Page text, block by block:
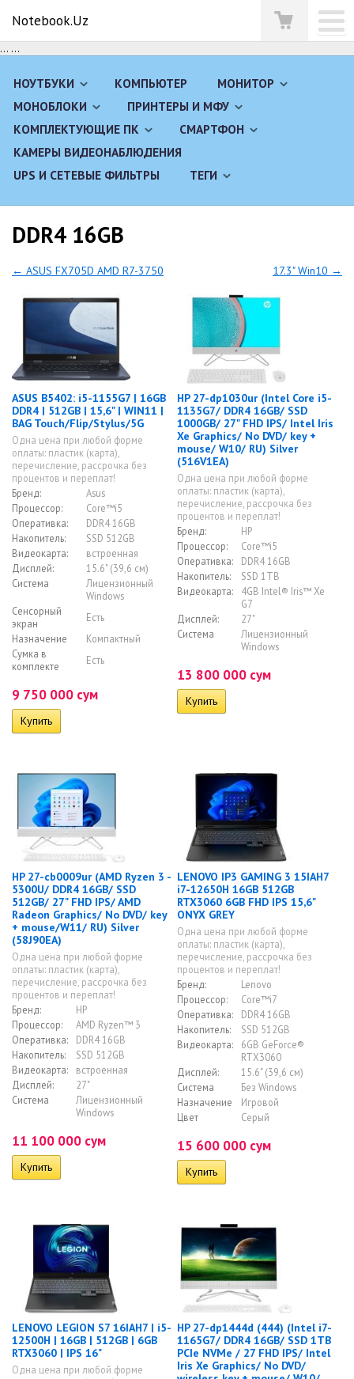
... ...
Notebook.Uz
НОУТБУКИ КОМПЬЮТЕР
МОНИТОР
МОНОБЛОКИ
ПРИНТЕРЫ И МФУ
КОМПЛЕКТУЮЩИЕ ПК
СМАРТФОН
КАМЕРЫ ВИДЕОНАБЛЮДЕНИЯ
UPS И СЕТЕВЫЕ ФИЛЬТРЫ
ТЕГИ
DDR4 16GB
17.3" Win10 →
← ASUS FX705D AMD R7-3750
ASUS B5402: i5-1155G7 | 16GB
DDR4 | 512GB | 15,6" | WIN11 |
BAG Touch/Flip/Stylus/5G
Одна цена при любой форме
оплаты: пластик (карта),
перечисление, рассрочка без
процентов и переплат!
Бренд:
Asus
Процессор:
Core™i5
Оперативка:
DDR4 16GB
Накопитель:
SSD 512GB
Видеокарта:
встроенная
Дисплей:
15.6" (39,6 см)
Система
Лицензионный
Windows
Сенсорный
экран
Есть
Назначение
Компактный
Сумка в
комплекте
Есть
9 750 000 сум
HP 27-dp1030ur (Intel Core i5-
1135G7/ DDR4 16GB/ SSD
1000GB/ 27" FHD IPS/ Intel Iris
Xe Graphics/ No DVD/ key +
mouse/ W10/ RU) Silver
(516V1EA)
Одна цена при любой форме
оплаты: пластик (карта),
перечисление, рассрочка без
процентов и переплат!
Бренд:
HP
Процессор:
Core™i5
Оперативка:
DDR4 16GB
Накопитель:
SSD 1TB
Видеокарта:
4GB Intel® Iris™ Xe
G7
Дисплей:
27"
Система
Лицензионный
Windows
13 800 000 сум
HP 27-cb0009ur (AMD Ryzen 3 -
5300U/ DDR4 16GB/ SSD
512GB/ 27" FHD IPS/ AMD
Radeon Graphics/ No DVD/ key
+ mouse/W11/ RU) Silver
(58J90EA)
Одна цена при любой форме
оплаты: пластик (карта),
перечисление, рассрочка без
процентов и переплат!
Бренд:
HP
Процессор:
AMD Ryzen™ 3
Оперативка:
DDR4 16GB
Накопитель:
SSD 512GB
Видеокарта:
встроенная
Дисплей:
27"
Система
Лицензионный
Windows
11 100 000 сум
LENOVO IP3 GAMING 3 15IAH7
i7-12650H 16GB 512GB
RTX3060 6GB FHD IPS 15,6"
ONYX GREY
Одна цена при любой форме
оплаты: пластик (карта),
перечисление, рассрочка без
процентов и переплат!
Бренд:
Lenovo
Процессор:
Core™i7
Оперативка:
DDR4 16GB
Накопитель:
SSD 512GB
Видеокарта:
6GB GeForce®
RTX3060
Дисплей:
15.6" (39,6 см)
Система
Без Windows
Назначение
Игровой
Цвет
Серый
15 600 000 сум
LENOVO LEGION S7 16IAH7 | i5-
12500H | 16GB | 512GB | 6GB
RTX3060 | IPS 16"
Одна цена при любой форме
HP 27-dp1444d (444) (Intel i7-
1165G7/ DDR4 16GB/ SSD 1TB
PCIe NVMe / 27 FHD IPS/ Intel
Iris Xe Graphics/ No DVD/